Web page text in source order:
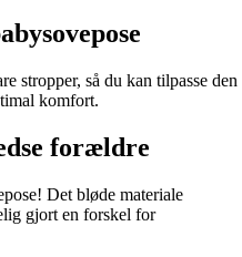
stropper, så du kan tilpasse den
komfort.
forældre
Det bløde materiale
gjort en forskel for